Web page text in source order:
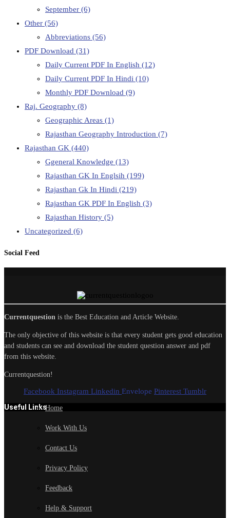
September (6)
Other (56)
Abbreviations (56)
PDF Download (31)
Daily Current PDF In English (12)
Daily Current PDF In Hindi (10)
Monthly PDF Download (9)
Raj. Geography (8)
Geographic Areas (1)
Rajasthan Geography Introduction (7)
Rajasthan GK (440)
Ggeneral Knowledge (13)
Rajasthan GK In Englsih (199)
Rajasthan Gk In Hindi (219)
Rajasthan GK PDF In English (3)
Rajasthan History (5)
Uncategorized (6)
Social Feed
Currentquestion is the Best Education and Article Website.
The only objective of this website is that every student gets good education
and students can see and download the student question answer and pdf
from this website.
Currentquestion!
Facebook Instagram Linkedin Envelope Pinterest Tumblr
Useful LinksHome
Work With Us
Contact Us
Privacy Policy
Feedback
Help & Support